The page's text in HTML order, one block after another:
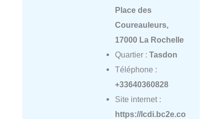
Place des
Coureauleurs,
17000 La Rochelle
Quartier : Tasdon
Téléphone :
+33640360828
Site internet :
https://lcdi.bc2e.co